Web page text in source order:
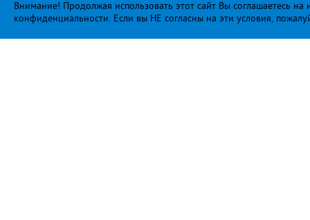
Внимание! Продолжая использовать этот сайт Вы соглашаетесь
конфиденциальности. Если вы НЕ согласны на эти условия,